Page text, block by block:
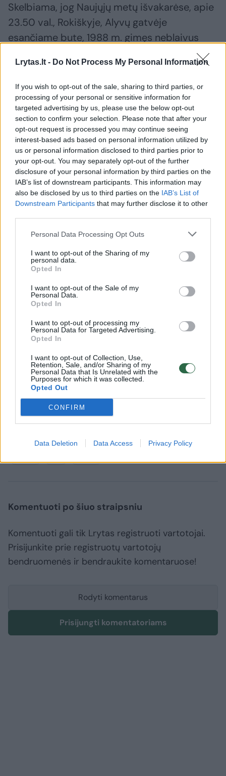
Lrytas.lt - Do Not Process My Personal Information
If you wish to opt-out of the sale, sharing to third parties, or
processing of your personal or sensitive information for
targeted advertising by us, please use the below opt-out
section to confirm your selection. Please note that after your
opt-out request is processed you may continue seeing
interest-based ads based on personal information utilized by
us or personal information disclosed to third parties prior to
your opt-out. You may separately opt-out of the further
disclosure of your personal information by third parties on the
IAB’s list of downstream participants. This information may
also be disclosed by us to third parties on the IAB’s List of
Downstream Participants that may further disclose it to other
Personal Data Processing Opt Outs
I want to opt-out of the Sharing of my
personal data.
Opted In
I want to opt-out of the Sale of my
Personal Data.
Opted In
I want to opt-out of processing my
Personal Data for Targeted Advertising.
Opted In
I want to opt-out of Collection, Use,
Retention, Sale, and/or Sharing of my
Personal Data that Is Unrelated with the
Purposes for which it was collected.
Opted Out
CONFIRM
Data Deletion Data Access Privacy Policy
Skelbiama, jog Naujųjų metų išvakarėse, apie
23.50 val., Rokiškyje, Alyvų gatvėje
esančiame bute, 1988 m. gimęs neblaivus
(3,06 prom.) vyras peiliu sužalojo 1969 m.
gimusią neblaivią (2,98 prom.) moterį. Ji
buvo paguldyta į ligoninę. Įtariamasis
uždarytas į areštinę. Pradėtas ikiteisminis
tyrimas dėl fizinio skausmo sukėlimo ar
nežymaus sveikatos sutrikdymo.
Kiek anksčiau, apie 20 val., į Kėdainių ligoninę
iš savo namų Kėdainiuose, Šėtos gatvėje,
buvo pristatytas ir paguldytas 1981 m. gimęs
vyras, kuris paaiškino, kad tą pačią dieną
apie 19.20 val. namuose išgertuvių metu
peiliu susižalojo tyčia. Surinkta medžiaga dėl
fizinio skausmo sukėlimo ar nežymaus
sveikatos sutrikdymo.
Tuo metu ketvirtadienį paryčiais, apie 3.48
val., Trakų rajone, Aukštųjų Semeniukų kaime,
išgertuvių metu 1952 m. gimęs neblaivus
1994 m. gimusius vyrus, kurie dėl sužalojimų
buvo pristatyti į ligoninę. Įtariamasis
uždarytas į areštinę. Pradėtas ikiteisminis
tyrimas dėl fizinio skausmo sukėlimo ar
nežymaus sveikatos sutrikdymo.
Komentuoti po šiuo straipsniu
Komentuoti gali tik Lrytas registruoti vartotojai.
Prisijunkite prie registruotų vartotojų
bendruomenės ir bendraukite komentaruose!
Rodyti komentarus
Prisijungti komentatoriams